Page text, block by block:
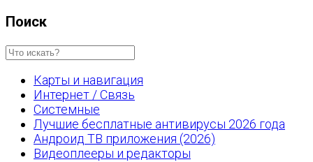
Поиск
Карты и навигация
Интернет / Связь
Системные
Лучшие бесплатные антивирусы 2026 года
Андроид ТВ приложения (2026)
Видеоплееры и редакторы